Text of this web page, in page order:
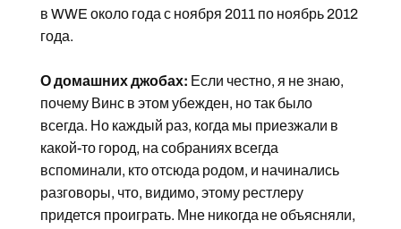
в WWE около года с ноября 2011 по ноябрь 2012
года.
О домашних джобах: Если честно, я не знаю,
почему Винс в этом убежден, но так было
всегда. Но каждый раз, когда мы приезжали в
какой-то город, на собраниях всегда
вспоминали, кто отсюда родом, и начинались
разговоры, что, видимо, этому рестлеру
придется проиграть. Мне никогда не объясняли,